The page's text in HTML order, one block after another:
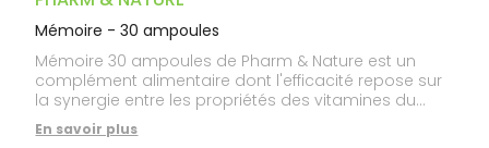
Mémoire - 30 ampoules
Mémoire 30 ampoules de Pharm & Nature est un
complément alimentaire dont l'efficacité repose sur
la synergie entre les propriétés des vitamines du
groupe B et les qualités du ginkgo biloba.- Les
vitamines du groupe B, intervenant dans de multiples
En savoir plus